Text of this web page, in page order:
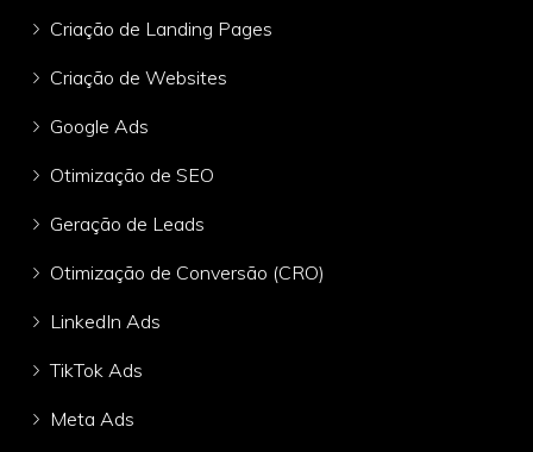
Criação de Landing Pages
Criação de Websites
Google Ads
Otimização de SEO
Geração de Leads
Otimização de Conversão (CRO)
LinkedIn Ads
TikTok Ads
Meta Ads